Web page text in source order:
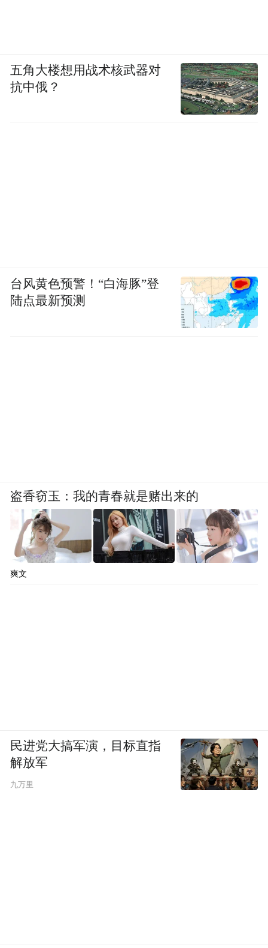
五角大楼想用战术核武器对
抗中俄？
台风黄色预警！“白海豚”登
陆点最新预测
盗香窃玉：我的青春就是赌出来的
爽文
民进党大搞军演，目标直指
解放军
九万里